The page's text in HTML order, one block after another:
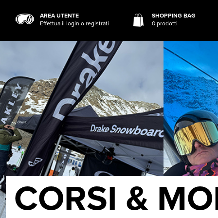
AREA UTENTE
Effettua il login o registrati
SHOPPING BAG
0 prodotti
CORSI &